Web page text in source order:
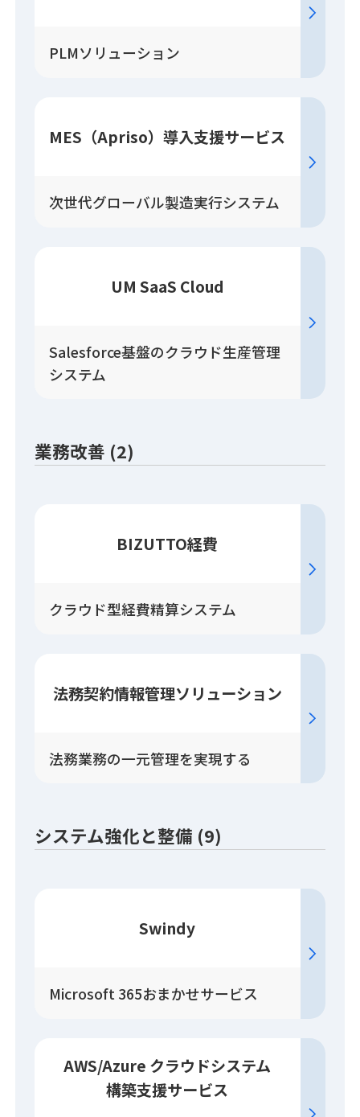
PLMソリューション
MES（Apriso）導入支援サービス
次世代グローバル製造実行システム
UM SaaS Cloud
Salesforce基盤のクラウド生産管理
システム
業務改善 (2)
BIZUTTO経費
クラウド型経費精算システム
法務契約情報管理ソリューション
法務業務の一元管理を実現する
システム強化と整備 (9)
Swindy
Microsoft 365おまかせサービス
AWS/Azure クラウドシステム
構築支援サービス